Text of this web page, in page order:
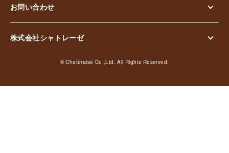
お問い合わせ
株式会社シャトレーゼ
© Chateraise Co.,Ltd. All Rights Reserved.